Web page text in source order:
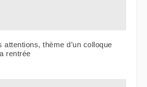
attentions, thème d’un colloque
rentrée